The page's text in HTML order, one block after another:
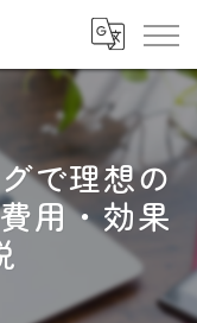
で理想の
用・効果